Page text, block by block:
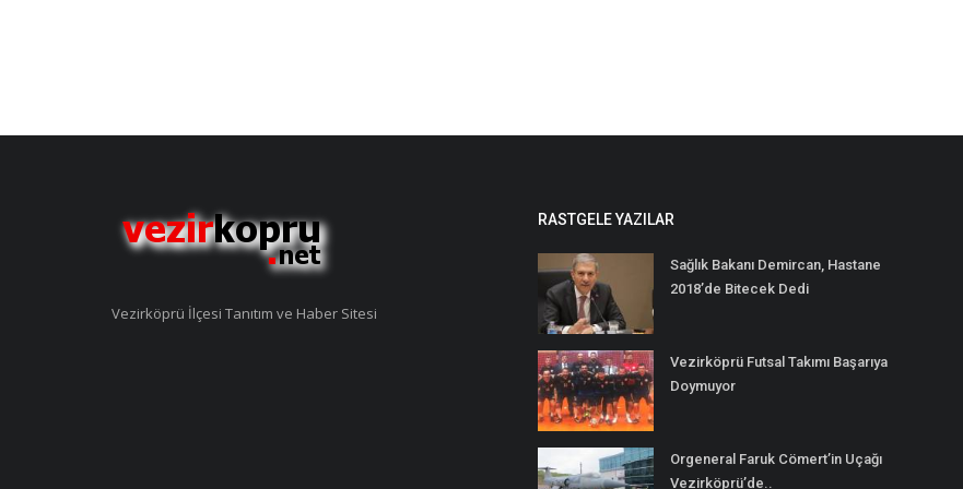
Vezirköprü İlçesi Tanıtım ve Haber Sitesi
RASTGELE YAZILAR
Sağlık Bakanı Demircan, Hastane
2018’de Bitecek Dedi
Vezirköprü Futsal Takımı Başarıya
Doymuyor
Orgeneral Faruk Cömert’in Uçağı
Vezirköprü’de..